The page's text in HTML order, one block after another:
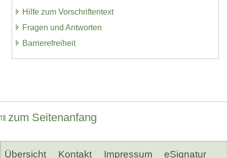
Hilfe zum Vorschriftentext
Fragen und Antworten
Barrierefreiheit
zum Seitenanfang
Übersicht Kontakt Impressum eSignatur